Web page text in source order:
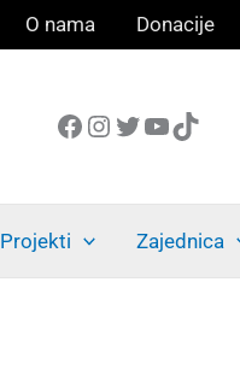
O nama Donacije
Facebook
Instagram
Twitter
YouTube
TikTok
Projekti Zajednica